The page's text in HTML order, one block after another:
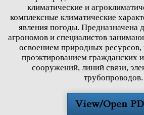
климатические и
комплексные климатические
явления погоды. Предназначена
агрономов и специалистов
освоением природных
проэктированием
сооружений, линий связи,
трубопроводов.